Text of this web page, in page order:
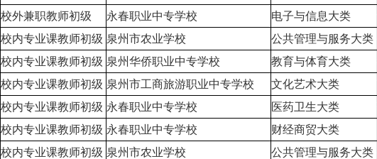
校外兼职教师初级 永春职业中专学校 电子与信息大类
校内专业课教师初级 泉州市农业学校 公共管理与服务大类
校内专业课教师初级 泉州华侨职业中专学校 教育与体育大类
校内专业课教师初级 泉州市工商旅游职业中专学校 文化艺术大类
校内专业课教师初级 永春职业中专学校 医药卫生大类
校内专业课教师初级 永春职业中专学校 财经商贸大类
校内专业课教师初级 泉州市农业学校 公共管理与服务大类